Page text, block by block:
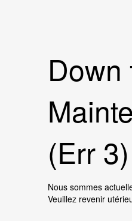
Down
(Err 3)
Nous sommes
Veuillez revenir